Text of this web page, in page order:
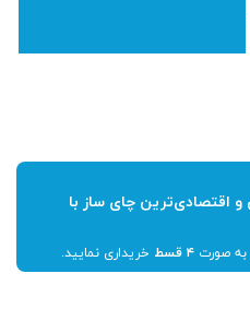
اقتصادی‌ترین چای ساز با
به صورت ۴ قسط خریداری نمایید.